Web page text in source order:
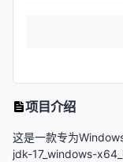
项目介绍
这是一款专为
jdk-17_windows-